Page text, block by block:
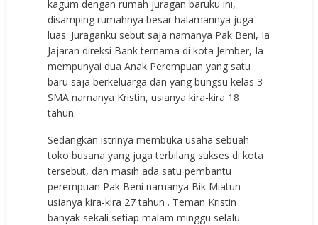
kagum dengan rumah juragan baruku ini,
disamping rumahnya besar halamannya juga
luas. Juraganku sebut saja namanya Pak Beni, Ia
Jajaran direksi Bank ternama di kota Jember, Ia
mempunyai dua Anak Perempuan yang satu
baru saja berkeluarga dan yang bungsu kelas 3
SMA namanya Kristin, usianya kira-kira 18
tahun.
Sedangkan istrinya membuka usaha sebuah
toko busana yang juga terbilang sukses di kota
tersebut, dan masih ada satu pembantu
perempuan Pak Beni namanya Bik Miatun
usianya kira-kira 27 tahun . Teman Kristin
banyak sekali setiap malam minggu selalu